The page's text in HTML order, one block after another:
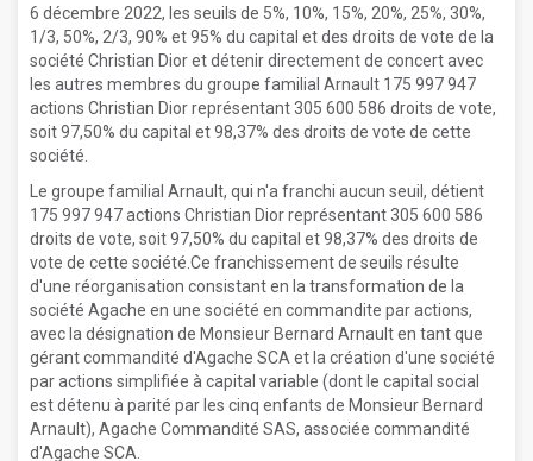
6 décembre 2022, les seuils de 5%, 10%, 15%, 20%, 25%, 30%,
1/3, 50%, 2/3, 90% et 95% du capital et des droits de vote de la
société Christian Dior et détenir directement de concert avec
les autres membres du groupe familial Arnault 175 997 947
actions Christian Dior représentant 305 600 586 droits de vote,
soit 97,50% du capital et 98,37% des droits de vote de cette
société.
Le groupe familial Arnault, qui n'a franchi aucun seuil, détient
175 997 947 actions Christian Dior représentant 305 600 586
droits de vote, soit 97,50% du capital et 98,37% des droits de
vote de cette société.Ce franchissement de seuils résulte
d'une réorganisation consistant en la transformation de la
société Agache en une société en commandite par actions,
avec la désignation de Monsieur Bernard Arnault en tant que
gérant commandité d'Agache SCA et la création d'une société
par actions simplifiée à capital variable (dont le capital social
est détenu à parité par les cinq enfants de Monsieur Bernard
Arnault), Agache Commandité SAS, associée commandité
d'Agache SCA.